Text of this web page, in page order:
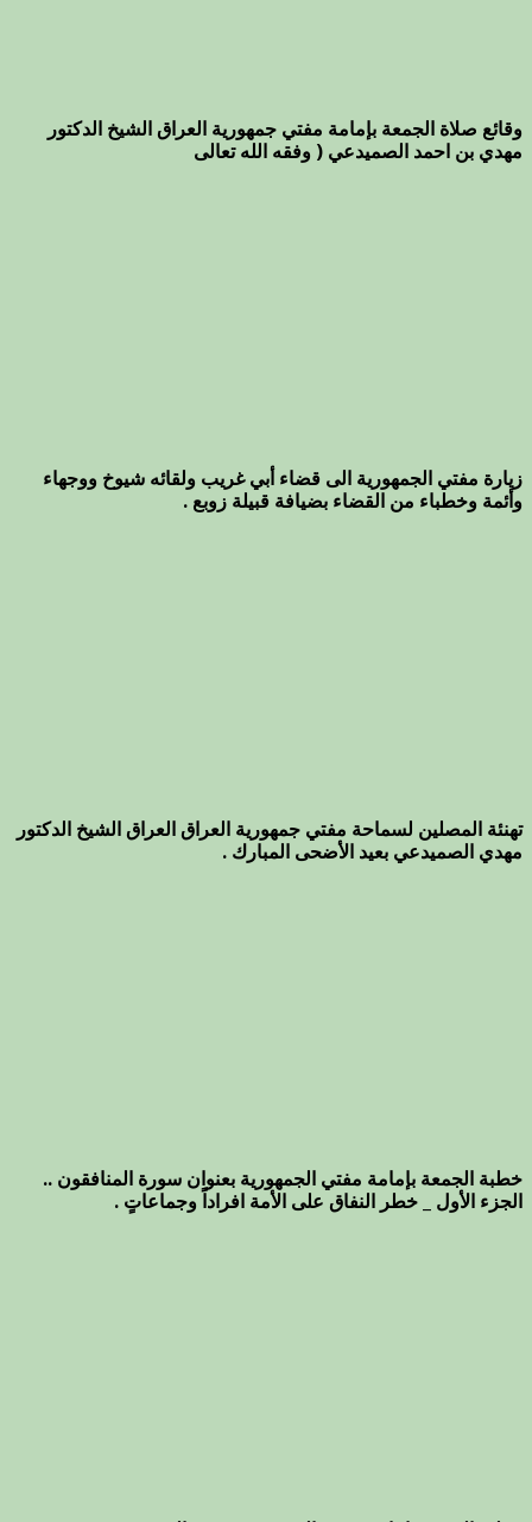
وقائع صلاة الجمعة بإمامة مفتي جمهورية العراق الشيخ الدكتور
مهدي بن احمد الصميدعي ( وفقه الله تعالى
زيارة مفتي الجمهورية الى قضاء أبي غريب ولقائه شيوخ ووجهاء
وأئمة وخطباء من القضاء بضيافة قبيلة زوبع .
تهنئة المصلين لسماحة مفتي جمهورية العراق العراق الشيخ الدكتور
مهدي الصميدعي بعيد الأضحى المبارك .
خطبة الجمعة بإمامة مفتي الجمهورية بعنوان سورة المنافقون ..
الجزء الأول _ خطر النفاق على الأمة افراداً وجماعاتٍ .